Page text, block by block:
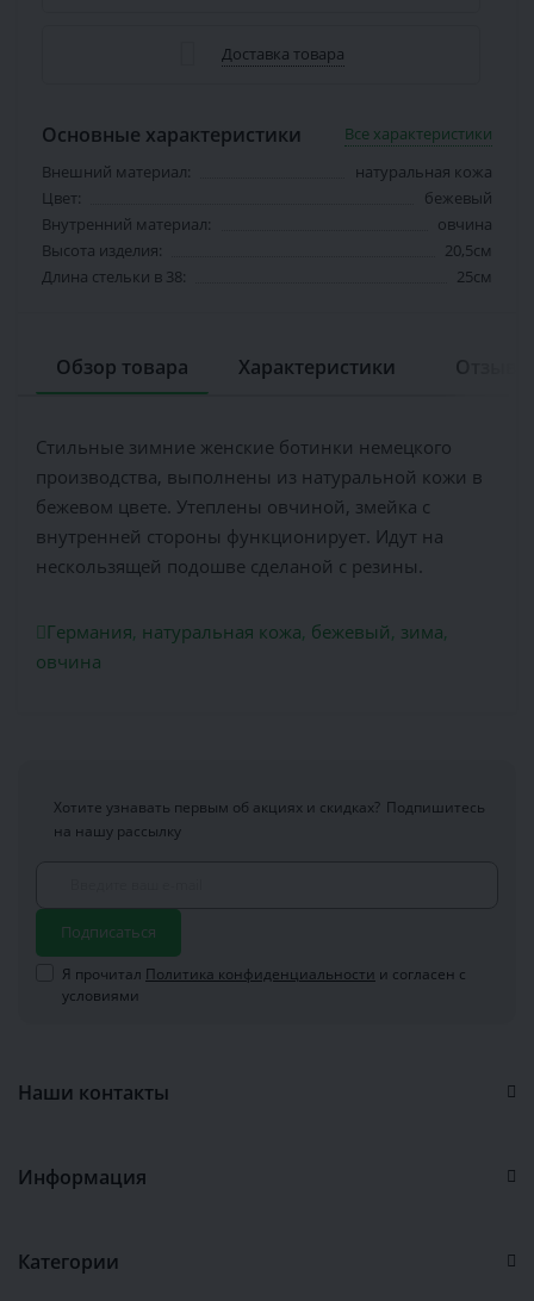
Доставка товара
Основные характеристики
Все характеристики
Внешний материал:
натуральная кожа
Цвет:
бежевый
Внутренний материал:
овчина
Высота изделия:
20,5см
Длина стельки в 38:
25см
Обзор товара Характеристики
Стильные зимние женские ботинки немецкого
производства, выполнены из натуральной кожи в
бежевом цвете. Утеплены овчиной, змейка с
внутренней стороны функционирует. Идут на
нескользящей подошве сделаной с резины.
Германия, натуральная кожа, бежевый, зима,
овчина
Хотите узнавать первым об акциях и скидках? Подпишитесь
на нашу рассылку
Подписаться
Я прочитал Политика конфиденциальности и согласен с
условиями
Наши контакты
Информация
Категории